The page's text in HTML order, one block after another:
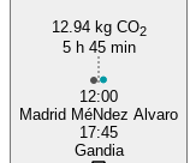
12.94 kg CO2
5 h 45 min
12:00
Madrid MéNdez Alvaro
17:45
Gandia